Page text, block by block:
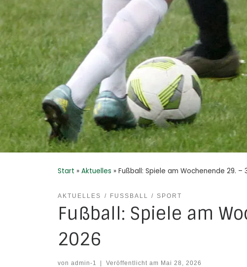
Start » Aktuelles » Fußball: Spiele am Wochenende 29. –
AKTUELLES FUSSBALL SPORT
Fußball: Spiele am
2026
von admin-1 Veröffentlicht am Mai 28, 2026